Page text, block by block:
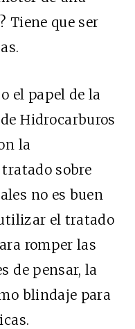
Tiene que ser
el papel de la
Hidrocarburos
la
sobre
no es buen
el tratado
romper las
de pensar, la
blindaje para